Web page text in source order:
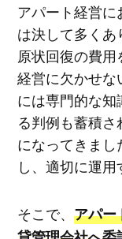
アパート経営に
は決して多く
原状回復の費
経営に欠かせ
には専門的な
る判例も蓄積
になってきま
し、適切に運用
そこで、 アパー